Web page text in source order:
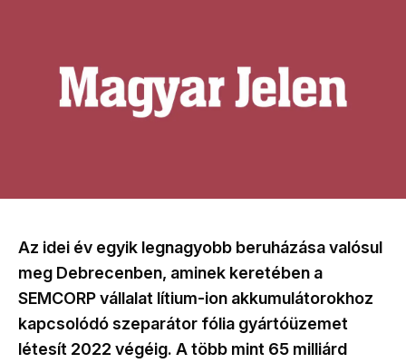
Az idei év egyik legnagyobb beruházása valósul
meg Debrecenben, aminek keretében a
SEMCORP vállalat lítium-ion akkumulátorokhoz
kapcsolódó szeparátor fólia gyártóüzemet
létesít 2022 végéig. A több mint 65 milliárd